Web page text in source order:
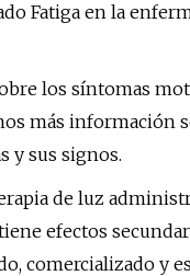
Fatiga en la
los síntomas
más información
y sus signos.
de luz
efectos
comercializado y